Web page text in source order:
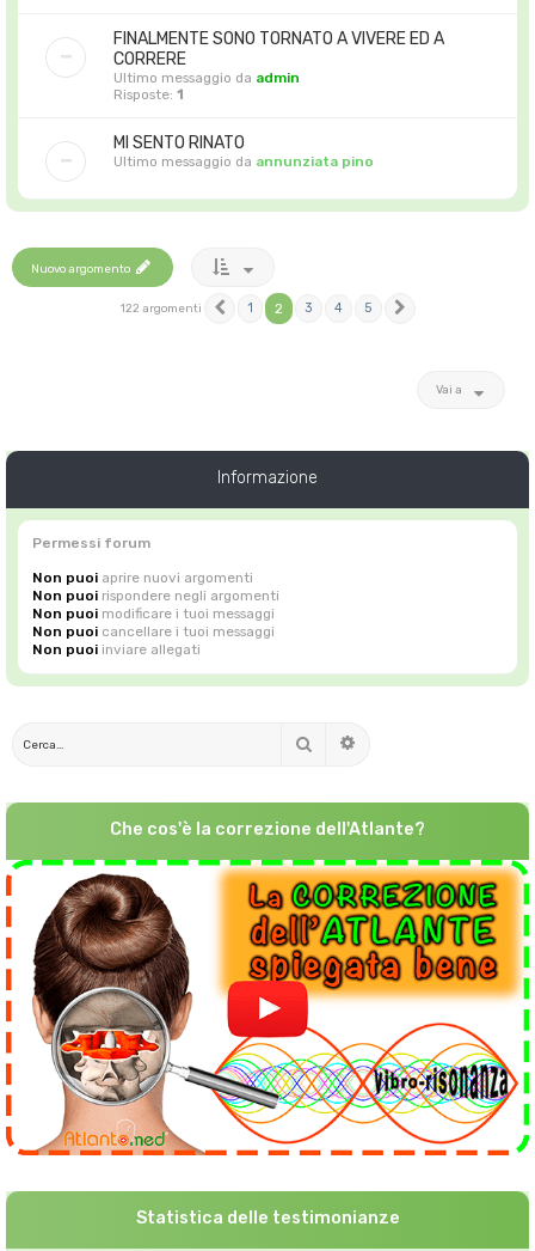
FINALMENTE SONO TORNATO A VIVERE ED A
CORRERE
Ultimo messaggio da admin
Risposte: 1
MI SENTO RINATO
Ultimo messaggio da annunziata pino
Nuovo argomento
122 argomenti Precedente
1 2 3 4 5
Vai a
Informazione
Permessi forum
Non puoi aprire nuovi argomenti
Non puoi rispondere negli argomenti
Non puoi modificare i tuoi messaggi
Non puoi cancellare i tuoi messaggi
Non puoi inviare allegati
Cerca
Che cos'è la correzione dell'Atlante?
Statistica delle testimonianze